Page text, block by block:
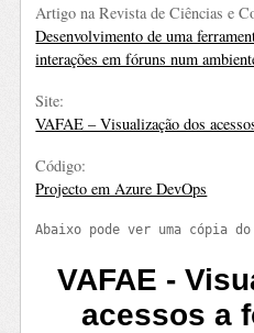
Artigo na Revista de Ciências e
Desenvolvimento de uma
interações em fóruns num
Site:
VAFAE – Visualização dos
Código:
Projecto em Azure DevOps
Abaixo pode ver uma cópia